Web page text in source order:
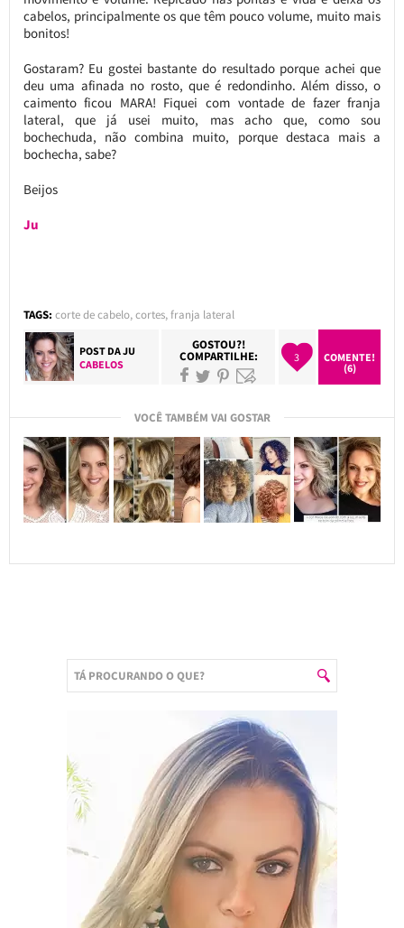
cabelos, principalmente os que têm pouco volume, muito mais
bonitos!
Gostaram? Eu gostei bastante do resultado porque achei que
deu uma afinada no rosto, que é redondinho. Além disso, o
caimento ficou MARA! Fiquei com vontade de fazer franja
lateral, que já usei muito, mas acho que, como sou
bochechuda, não combina muito, porque destaca mais a
bochecha, sabe?
Beijos
Ju
TAGS: corte de cabelo,cortes,franja lateral
POST DAJU
CABELOS
GOSTOU?!
COMPARTILHE: 3
COMENTE!
(6)
VOCÊ TAMBÉM VAI GOSTAR